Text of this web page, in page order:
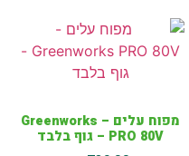
מפוח עלים – Greenworks
PRO 80V – גוף בלבד